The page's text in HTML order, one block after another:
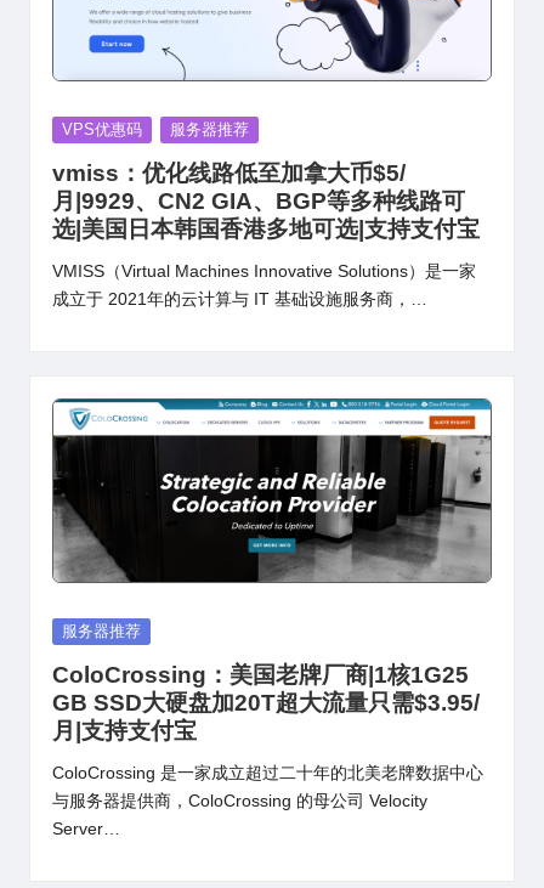
Posted
VPS优惠码 服务器推荐
vmiss：优化线路低至加拿大币$5/
月|9929、CN2 GIA、BGP等多种线路可
选|美国日本韩国香港多地可选|支持支付宝
VMISS（Virtual Machines Innovative Solutions）是一家
成立于 2021年的云计算与 IT 基础设施服务商，…
Posted
服务器推荐
ColoCrossing：美国老牌厂商|1核1G25
GB SSD大硬盘加20T超大流量只需$3.95/
月|支持支付宝
ColoCrossing 是一家成立超过二十年的北美老牌数据中心
与服务器提供商，ColoCrossing 的母公司 Velocity
Server…